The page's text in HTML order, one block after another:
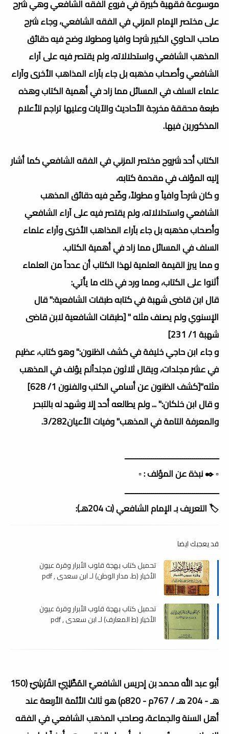
موسوعة فقهية كبيرة في فروع الفقه الشافعي وهي شرح
على مختصر الإمام المزني في الفقه الشافعي، وجاء شرح
صاحب الحاوي الكبير شرحا وافيا ومطولا وضح فيه دقائق
المذهب الشافعي واستدلالاته، ولم يقتصر فيه على آراء
الشافعي وأصحاب مذهبه بل جاء بآراء المذاهب الأخرى وآراء
علماء السلف في المسائل مما زاد في أهمية الكتاب وهذه
طبعة محققة مخرجة الأحاديث والآيات وعليها تراجم للأعلام
المذكورين فيها.
الكتاب أحد شروح مختصر المزني في الفقه الشافعي كما أشار
إليه المؤلف في مقدمة كتابه،
و كان شرحاً وافياً و مطولاً، وضّح فيه دقائق المذهب
الشافعي واستدلالاته، ولم يقتصر فيه على آراء الشافعي
وأصحاب مذهبه بل جاء بآراء المذاهب الأخرى وآراء علماء
السلف في المسائل مما زاد في أهمية الكتاب.
و مما يبرز القيمة العلمية لهذا الكتاب أن عدداً من العلماء
أثنوا على الكتاب، ومما ورد في ذلك ما يأتي:
قال ابن قاضى شهبة في كتابه طبقات الشافعية:" قال
الإسنوي ولم يصنف مثله " [طبقات الشافعية لابن قاضى
شهبة 1/ 231]
و جاء ابن حاجي خليفة في كشف الظنون:" وهو كتاب، عظيم
في عشر مجلدات، ويقال ثلاثون مجلداًلم يؤلف في المذهب
مثله"[كشف الظنون عن أسامي الكتب والفنون 1/ 628]
و قال ابن خلكان:" ... ولم يطالعه أحد إلا وشهد له بالتبحر
والمعرفة التامة في المذهب" وفيات الأعيان3/282.
ــــــــــــــــــــــــــــــــــــــــــــــ
▫️ ✒️ نبذة عن المؤلف : ▫️
ــــــــــــــــــــــــــــــــــــــــــــــ
🏷️ التعريف بـ الإمام الشافعي (ت 204هـ):
قد يعجبك ايضا
تحميل كتاب بهجة قلوب الأبرار وقرة عيون
الأخيار (ط. مدار الوطن) لـ ابن سعدي , pdf
تحميل كتاب بهجة قلوب الأبرار وقرة عيون
الأخيار (ط المعارف) لـ ابن سعدي , pdf
أبو عبد الله محمد بن إدريس الشافعيّ المُطَّلِبِيّ القُرَشِيّ (150
هـ - 204 هـ / 767م - 820م) هو ثالث الأئمة الأربعة عند
أهل السنة والجماعة، وصاحب المذهب الشافعي في الفقه